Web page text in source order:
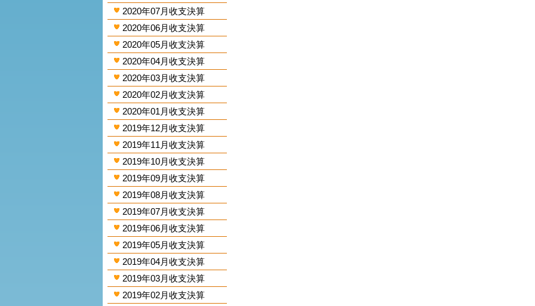
2020年07月收支決算
2020年06月收支決算
2020年05月收支決算
2020年04月收支決算
2020年03月收支決算
2020年02月收支決算
2020年01月收支決算
2019年12月收支決算
2019年11月收支決算
2019年10月收支決算
2019年09月收支決算
2019年08月收支決算
2019年07月收支決算
2019年06月收支決算
2019年05月收支決算
2019年04月收支決算
2019年03月收支決算
2019年02月收支決算